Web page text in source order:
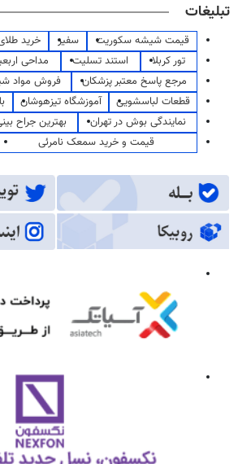
تبلیغات
قیمت شیشه سکوریت سفیر خرید
تور کربلا
استند تسلیت مداحی
مرجع پاسخ معتبر پزشکان
فروش مواد
قطعات لباسشویی
آموزشگاه تیزهوشان
نمایندگی بوش در تهران
بهترین جراح
قیمت و خرید سمعک نامرئی